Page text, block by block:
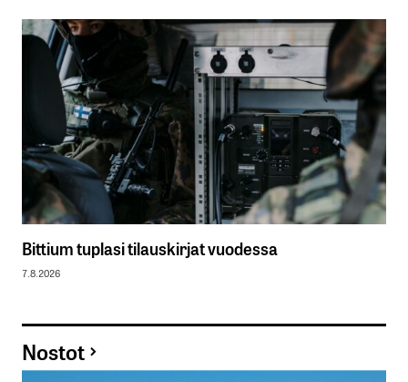
Bittium tuplasi tilauskirjat vuodessa
7.8.2026
Nostot